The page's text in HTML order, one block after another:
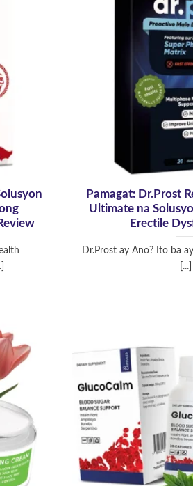
Pamagat: Dr.Prost
Ultimate na
Erectile
Dr.Prost ay Ano? Ito ba
[...]